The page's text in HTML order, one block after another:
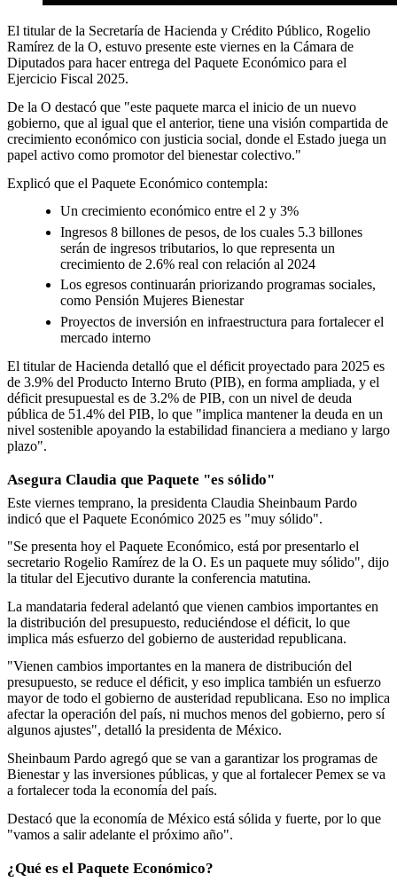
El titular de la Secretaría de Hacienda y Crédito Público, Rogelio
Ramírez de la O, estuvo presente este viernes en la Cámara de
Diputados para hacer entrega del Paquete Económico para el
Ejercicio Fiscal 2025.
De la O destacó que "este paquete marca el inicio de un nuevo
gobierno, que al igual que el anterior, tiene una visión compartida de
crecimiento económico con justicia social, donde el Estado juega un
papel activo como promotor del bienestar colectivo."
Explicó que el Paquete Económico contempla:
Un crecimiento económico entre el 2 y 3%
Ingresos 8 billones de pesos, de los cuales 5.3 billones
serán de ingresos tributarios, lo que representa un
crecimiento de 2.6% real con relación al 2024
Los egresos continuarán priorizando programas sociales,
como Pensión Mujeres Bienestar
Proyectos de inversión en infraestructura para fortalecer el
mercado interno
El titular de Hacienda detalló que el déficit proyectado para 2025 es
de 3.9% del Producto Interno Bruto (PIB), en forma ampliada, y el
déficit presupuestal es de 3.2% de PIB, con un nivel de deuda
pública de 51.4% del PIB, lo que "implica mantener la deuda en un
nivel sostenible apoyando la estabilidad financiera a mediano y largo
plazo".
Asegura Claudia que Paquete "es sólido"
Este viernes temprano, la presidenta Claudia Sheinbaum Pardo
indicó que el Paquete Económico 2025 es "muy sólido".
"Se presenta hoy el Paquete Económico, está por presentarlo el
secretario Rogelio Ramírez de la O. Es un paquete muy sólido", dijo
la titular del Ejecutivo durante la conferencia matutina.
La mandataria federal adelantó que vienen cambios importantes en
la distribución del presupuesto, reduciéndose el déficit, lo que
implica más esfuerzo del gobierno de austeridad republicana.
"Vienen cambios importantes en la manera de distribución del
presupuesto, se reduce el déficit, y eso implica también un esfuerzo
mayor de todo el gobierno de austeridad republicana. Eso no implica
afectar la operación del país, ni muchos menos del gobierno, pero sí
algunos ajustes", detalló la presidenta de México.
Sheinbaum Pardo agregó que se van a garantizar los programas de
Bienestar y las inversiones públicas, y que al fortalecer Pemex se va
a fortalecer toda la economía del país.
Destacó que la economía de México está sólida y fuerte, por lo que
"vamos a salir adelante el próximo año".
¿Qué es el Paquete Económico?